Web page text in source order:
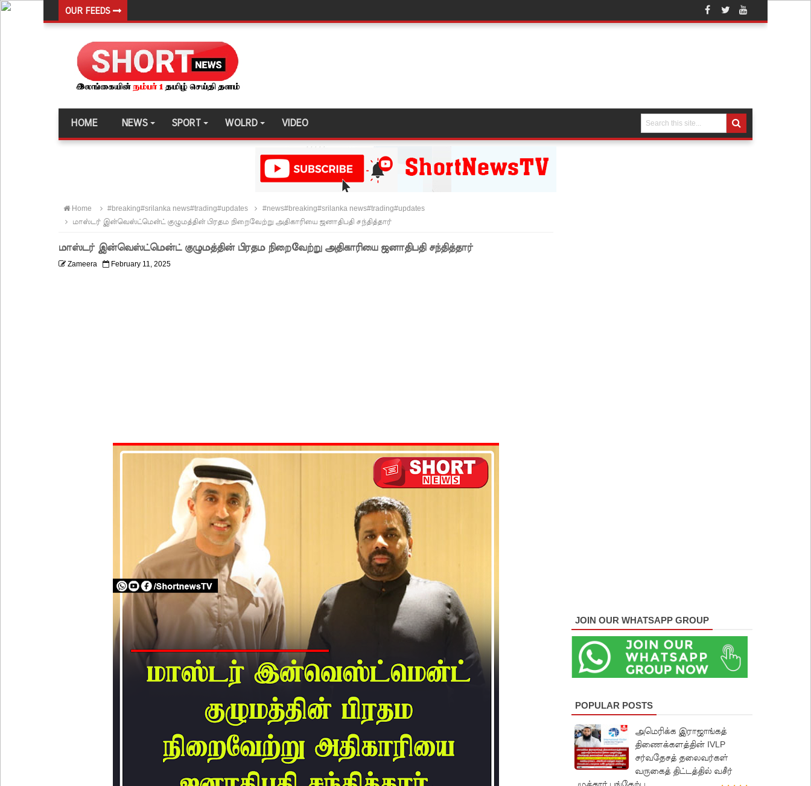
OUR FEEDS
நீர்கொழும்பு சிறைச்சாலை மோதல்: சந்தேகநபர்கள் 62 ஆக உயர்வு
நான்கு மாவட்டங்களுக்கு மண்சரிவு அபாய எச்சரிக்கை!
நேற்றைய மெகசின் சிறை மோதலில் கைதி ஒருவர் பலி!
நாட்டில் தொடரும் சிறைக்கலவரங்கள் - முப்படையினருக்கு விடுக்கப்பட்ட அறிவிப்பு!
பேராதனைப் பல்கலை மாணவர்களுக்கான முக்கிய அறிவிப்பு
குருவிட்ட சிறையின் பதற்றம் கட்டுப்பாட்டுக்குள் வந்தது!
யாழ்.சிறைச்சாலையிலும் விசேட பாதுகாப்பு நடவடிக்கை!
HOME NEWS SPORT WOLRD VIDEO
Home #breaking#srilanka news#trading#updates
#news#breaking#srilanka news#trading#updates
மாஸ்டர் இன்வெஸ்ட்மென்ட் குழுமத்தின் பிரதம நிறைவேற்று அதிகாரியை ஜனாதிபதி சந்தித்தார்
மாஸ்டர் இன்வெஸ்ட்மென்ட் குழுமத்தின் பிரதம நிறைவேற்று அதிகாரியை ஜனாதிபதி சந்தித்தார்
Zameera February 11, 2025
JOIN OUR WHATSAPP GROUP
POPULAR POSTS
அமெரிக்க இராஜாங்கத்
திணைக்களத்தின் IVLP
சர்வதேசத் தலைவர்கள்
வருகைத் திட்டத்தில் வசீர்
முக்தார் பங்கேற்பு.